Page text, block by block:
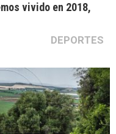
vivido en 2018,
DEPORTES